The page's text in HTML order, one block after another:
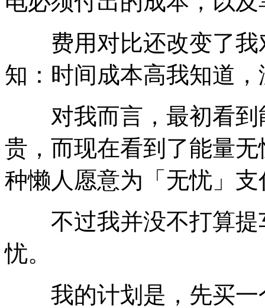
费用对比还改变了我
知：时间成本高我知道
对我而言，最初看到
贵，而现在看到了能量
种懒人愿意为「无忧」
不过我并没不打算提
忧。
我的计划是，先买一